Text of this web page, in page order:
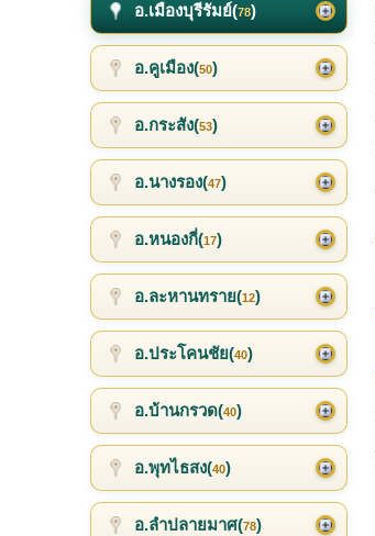
อ.เมืองบุรีรัมย์(78)
อ.คูเมือง(50)
อ.กระสัง(53)
อ.นางรอง(47)
อ.หนองกี่(17)
อ.ละหานทราย(12)
อ.ประโคนชัย(40)
อ.บ้านกรวด(40)
อ.พุทไธสง(40)
อ.ลำปลายมาศ(78)